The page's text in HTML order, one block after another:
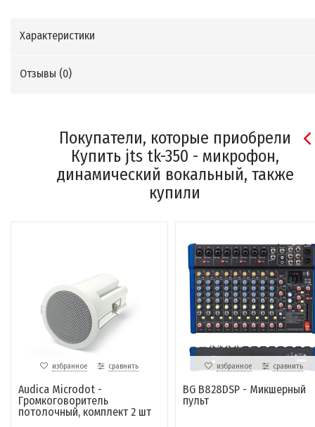
Характеристики
Отзывы (0)
Покупатели, которые приобрели
Купить jts tk-350 - микрофон,
динамический вокальный, также
купили
избранное сравнить
Audica Microdot -
Громкоговоритель
потолочный, комплект 2 шт
избранное сравнить
BG B828DSP - Микшерный
пульт